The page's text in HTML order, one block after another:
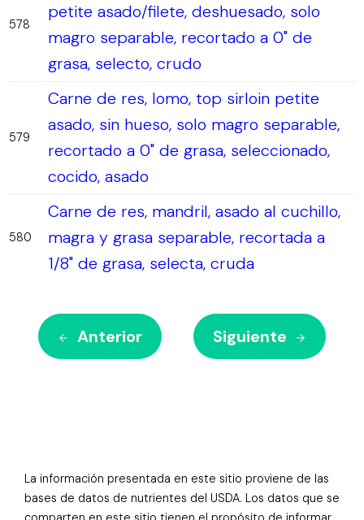
578
petite asado/filete, deshuesado, solo
magro separable, recortado a 0" de
grasa, selecto, crudo
579
Carne de res, lomo, top sirloin petite
asado, sin hueso, solo magro separable,
recortado a 0" de grasa, seleccionado,
cocido, asado
580
Carne de res, mandril, asado al cuchillo,
magra y grasa separable, recortada a
1/8" de grasa, selecta, cruda
Anterior Siguiente
La información presentada en este sitio proviene de las
bases de datos de nutrientes del USDA. Los datos que se